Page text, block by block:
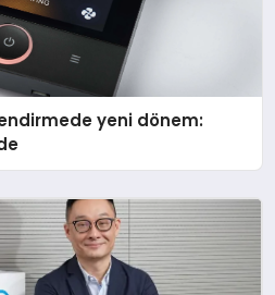
yeni dönem: